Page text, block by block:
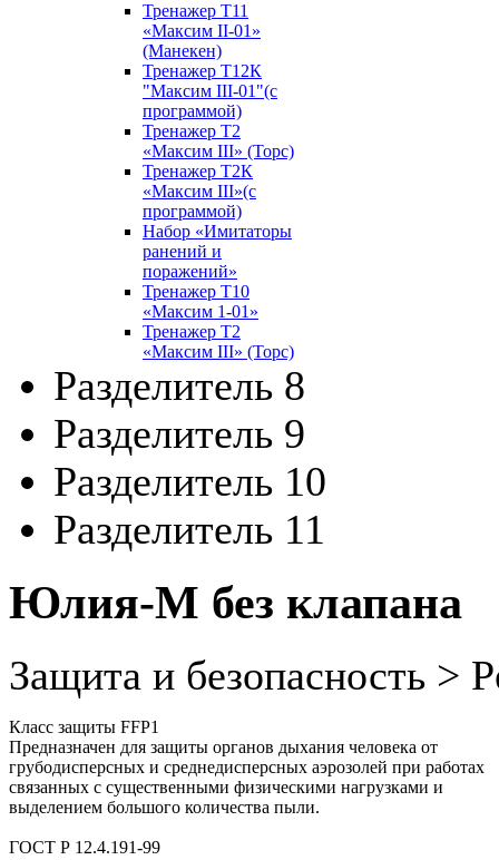
Тренажер Т11
«Максим II-01»
(Манекен)
Тренажер Т12К
"Максим III-01"(с
программой)
Тренажер Т2
«Максим III» (Торс)
Тренажер Т2К
«Максим III»(с
программой)
Набор «Имитаторы
ранений и
поражений»
Тренажер Т10
«Максим 1-01»
Тренажер Т2
«Максим III» (Торс)
Разделитель 8
Разделитель 9
Разделитель 10
Разделитель 11
Юлия-М без клапана
Защита и безопасность >
Класс защиты FFP1
Предназначен для защиты органов дыхания человека от
грубодисперсных и среднедисперсных аэрозолей при работах
связанных с существенными физическими нагрузками и
выделением большого количества пыли.
ГОСТ Р 12.4.191-99